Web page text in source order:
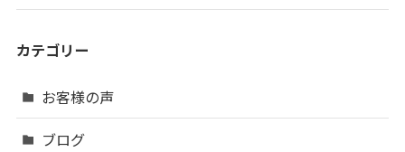
カテゴリー
お客様の声
ブログ